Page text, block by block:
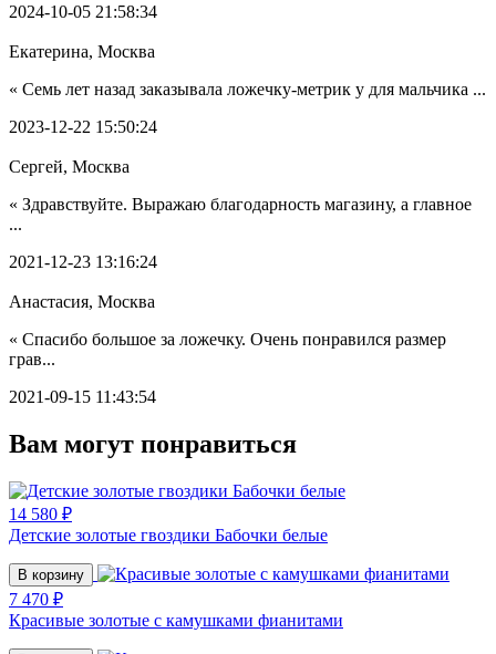
2024-10-05 21:58:34
Екатерина, Москва
« Семь лет назад заказывала ложечку-метрик у для мальчика ...
2023-12-22 15:50:24
Сергей, Москва
« Здравствуйте. Выражаю благодарность магазину, а главное
...
2021-12-23 13:16:24
Анастасия, Москва
« Спасибо большое за ложечку. Очень понравился размер
грав...
2021-09-15 11:43:54
Вам могут понравиться
14 580 ₽
Детские золотые гвоздики Бабочки белые
В корзину
7 470 ₽
Красивые золотые с камушками фианитами